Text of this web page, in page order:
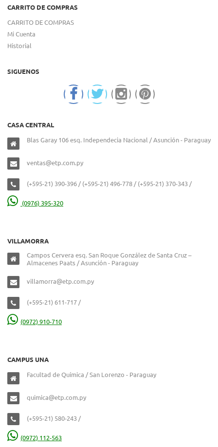
CARRITO DE COMPRAS
CARRITO DE COMPRAS
Mi Cuenta
Historial
SIGUENOS
CASA CENTRAL
Blas Garay 106 esq. Independecia Nacional / Asunción - Paraguay
ventas@etp.com.py
(+595-21) 390-396 / (+595-21) 496-778 / (+595-21) 370-343 /
(0976) 395-320
VILLAMORRA
Campos Cervera esq. San Roque González de Santa Cruz –
Almacenes Paats / Asunción - Paraguay
villamorra@etp.com.py
(+595-21) 611-717 /
(0972) 910-710
CAMPUS UNA
Facultad de Química / San Lorenzo - Paraguay
quimica@etp.com.py
(+595-21) 580-243 /
(0972) 112-563